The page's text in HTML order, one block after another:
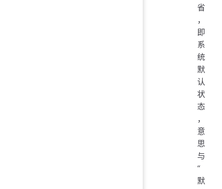
省
，
即
系
统
默
认
状
态
，
意
思
与
“
默